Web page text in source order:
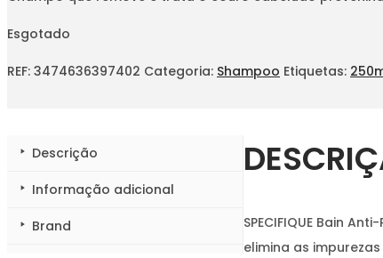
original
era:
Esgotado
REF: 3474636397402 Categoria: Shampoo Etiquetas:
Descrição
Informação adicional
Brand
SPECIFIQUE Bain
elimina as